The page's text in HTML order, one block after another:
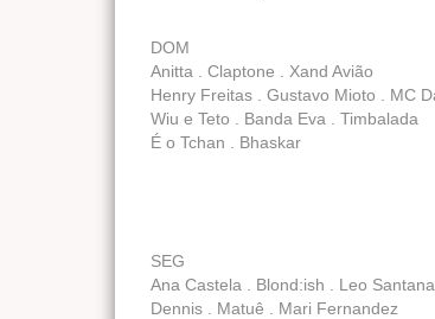
DOM
Anitta . Claptone . Xand Avião
Henry Freitas . Gustavo Mioto . MC
Wiu e Teto . Banda Eva . Timbalada
É o Tchan . Bhaskar
SEG
Ana Castela . Blond:ish . Leo Santana
Dennis . Matuê . Mari Fernandez